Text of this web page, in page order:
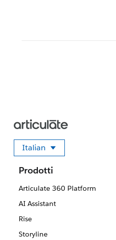
Italian
Seleziona la tua lingua
Prodotti
Articulate 360 Platform
AI Assistant
Rise
Storyline